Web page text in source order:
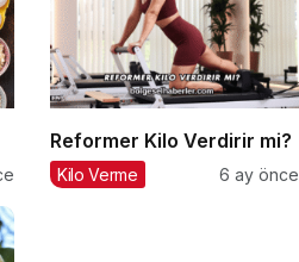
Reformer Kilo Verdirir mi?
Kilo Verme 6 ay önce